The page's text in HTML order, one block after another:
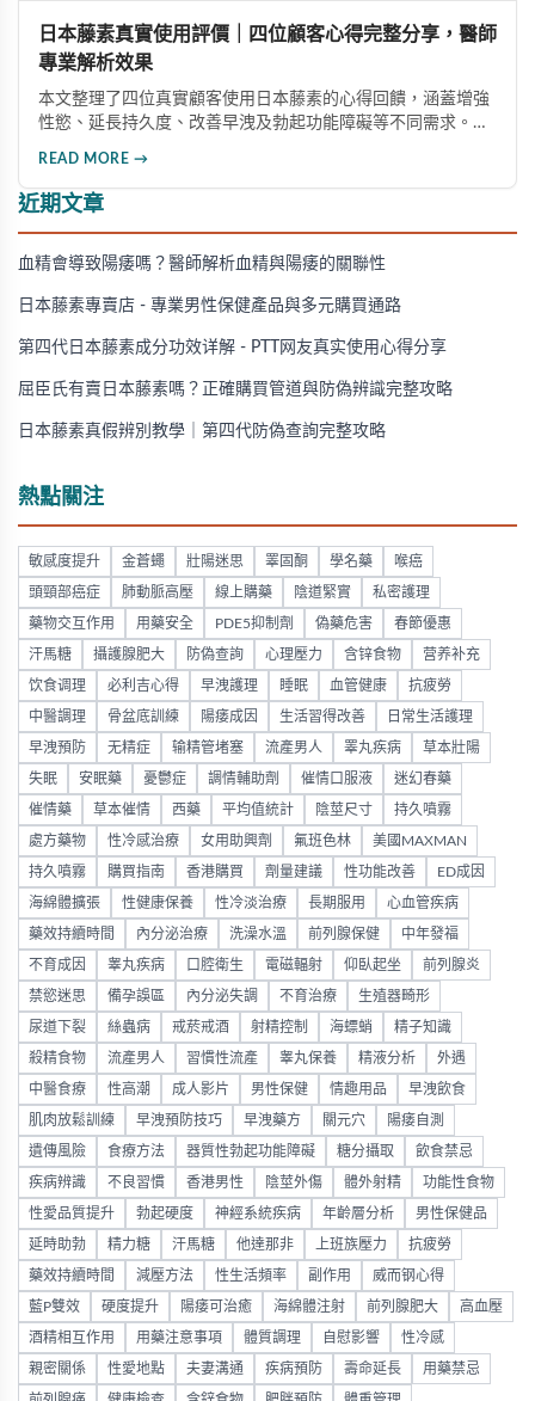
日本藤素真實使用評價｜四位顧客心得完整分享，醫師
專業解析效果
本文整理了四位真實顧客使用日本藤素的心得回饋，涵蓋增強
性慾、延長持久度、改善早洩及勃起功能障礙等不同需求。多
READ MORE →
近期文章
血精會導致陽痿嗎？醫師解析血精與陽痿的關聯性
日本藤素專賣店 - 專業男性保健產品與多元購買通路
第四代日本藤素成分功效详解 - PTT网友真实使用心得分享
屈臣氏有賣日本藤素嗎？正確購買管道與防偽辨識完整攻略
日本藤素真假辨別教學｜第四代防偽查詢完整攻略
熱點關注
敏感度提升 金蒼蠅 壯陽迷思 睪固酮 學名藥 喉癌
頭頸部癌症 肺動脈高壓 線上購藥 陰道緊實 私密護理
藥物交互作用 用藥安全 PDE5抑制劑 偽藥危害 春節優惠
汗馬糖 攝護腺肥大 防偽查詢 心理壓力 含锌食物 营养补充
饮食调理 必利吉心得 早洩護理 睡眠 血管健康 抗疲勞
中醫調理 骨盆底訓練 陽痿成因 生活習得改善 日常生活護理
早洩預防 无精症 输精管堵塞 流產男人 睪丸疾病 草本壯陽
失眠 安眠藥 憂鬱症 調情輔助劑 催情口服液 迷幻春藥
催情藥 草本催情 西藥 平均值統計 陰莖尺寸 持久噴霧
處方藥物 性冷感治療 女用助興劑 氟班色林 美國MAXMAN
持久噴霧 購買指南 香港購買 劑量建議 性功能改善 ED成因
海綿體擴張 性健康保養 性冷淡治療 長期服用 心血管疾病
藥效持續時間 內分泌治療 洗澡水溫 前列腺保健 中年發福
不育成因 睾丸疾病 口腔衛生 電磁輻射 仰臥起坐 前列腺炎
禁慾迷思 備孕誤區 內分泌失調 不育治療 生殖器畸形
尿道下裂 絲蟲病 戒菸戒酒 射精控制 海螵蛸 精子知識
殺精食物 流產男人 習慣性流產 睾丸保養 精液分析 外遇
中醫食療 性高潮 成人影片 男性保健 情趣用品 早洩飲食
肌肉放鬆訓練 早洩預防技巧 早洩藥方 關元穴 陽痿自測
遺傳風險 食療方法 器質性勃起功能障礙 糖分攝取 飲食禁忌
疾病辨識 不良習慣 香港男性 陰莖外傷 體外射精 功能性食物
性愛品質提升 勃起硬度 神經系統疾病 年齡層分析 男性保健品
延時助勃 精力糖 汗馬糖 他達那非 上班族壓力 抗疲勞
藥效持續時間 減壓方法 性生活頻率 副作用 威而钢心得
藍P雙效 硬度提升 陽痿可治癒 海綿體注射 前列腺肥大 高血壓
酒精相互作用 用藥注意事項 體質調理 自慰影響 性冷感
親密關係 性愛地點 夫妻溝通 疾病預防 壽命延長 用藥禁忌